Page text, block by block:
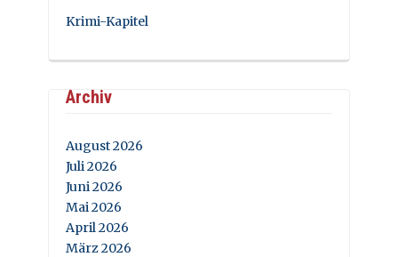
Krimi-Kapitel
Archiv
August 2026
Juli 2026
Juni 2026
Mai 2026
April 2026
März 2026